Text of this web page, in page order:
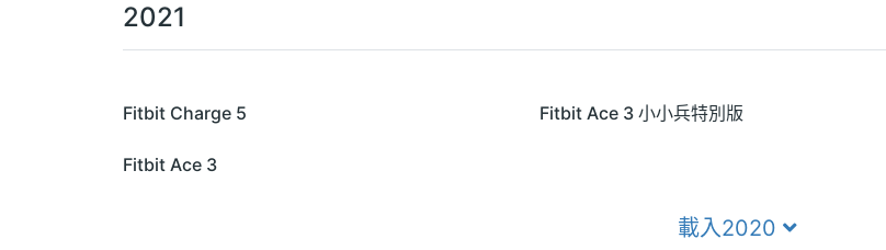
2021
Fitbit Charge 5 Fitbit Ace 3 小小兵特別版
Fitbit Ace 3
載入2020